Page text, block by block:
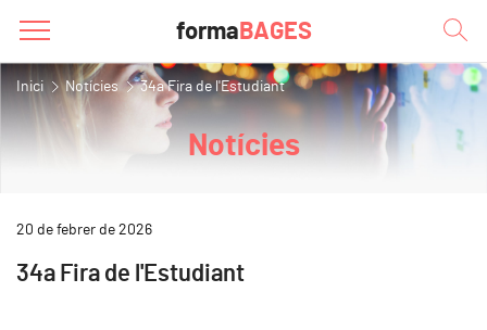
forma BAGES
Inici Notícies 34a Fira de l'Estudiant
Notícies
20 de febrer de 2026
34a Fira de l'Estudiant